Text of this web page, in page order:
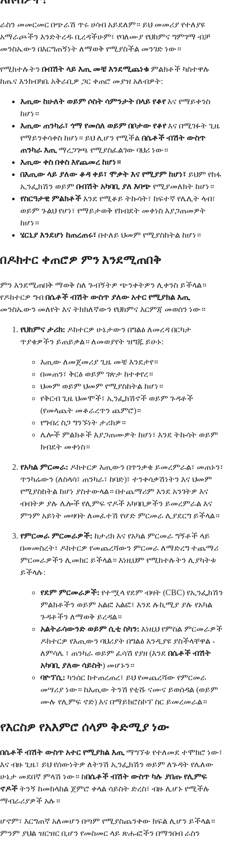
ራስን መመርመር በጭራሽ ጥሩ ሀሳብ አይደለም። ይህ መመሪያ የተለያዩ
አማራጮችን እንድትረዱ ቢረዳችሁም፣ የባለሙያ የህክምና ግምገማ ብቻ
መንስኤውን በእርግጠኝነት ለማወቅ የሚያስችል መንገድ ነው።
የሚከተሉትን በብሽት ላይ እጢ መቼ እንደሚጨነቁምልክቶች ካስተዋሉ
ከጤና እንክብካቤ አቅራቢዎ ጋር ቀጠሮ መያዝ አለብዎት:
እጢው ከሁለት ወይም ሶስት ሳምንታት በላይ የቆየእና የማይቀንስ
ከሆነ።
እጢው ጠንካራ፣ ጎማ የመሰለ ወይም በቦታው የቆየእና በሚገፉት ጊዜ
የማይንቀሳቀስ ከሆነ። ይህ ሊሆን የሚችል በሴቶች ብሽት ውስጥ
ጠንካራ እጢማረጋገጫ የሚያስፈልገው ባህሪ ነው።
እጢው ቀስ በቀስ እየጨመረ ከሆነ።
በእጢው ላይ ያለው ቆዳ ቀይ፣ ሞቃት እና የሚያም ከሆነ፣ ይህም የከፋ
ኢንፌክሽን ወይም በብሽት አካባቢ ያለ እባጭ የሚያመለክት ከሆነ።
የስርዓታዊ ምልክቶች እንደ የሚቆይ ትኩሳት፣ ከፍተኛ የሌሊት ላብ፣
ወይም ጉልህ የሆነ፣ የማይታወቅ የክብደት መቀነስ እያጋጠመዎት
ከሆነ።
ሄርኒያ እንደሆነ ከጠረጠሩ፣ በተለይ ህመም የሚያስከትል ከሆነ።
በዶክተር ቀጠሮዎ ምን እንደሚጠበቅ
ምን እንደሚጠበቅ ማወቅ ስለ ጉብኝትዎ ጭንቀትዎን ሊቀንስ ይችላል።
የዶክተርዎ ግብ በሴቶች ብሽት ውስጥ ያለው አተር የሚያክል እጢ
መንስኤውን መለየት እና ትክክለኛውን የህክምና እርምጃ መወሰን ነው።
የህክምና ታሪክ: ዶክተርዎ ሁኔታውን በግልፅ ለመረዳ በርካታ
ጥያቄዎችን ይጠይቃል። ለመወያየት ዝግጁ ይሁኑ:
እጢው ለመጀመሪያ ጊዜ መቼ እንደታየ።
በመጠን፣ ቅርፅ ወይም ገጽታ ከተቀየረ።
ህመም ወይም ህመም የሚያስከትል ከሆነ።
የቅርብ ጊዜ ህመሞች፣ ኢንፌክሽኖች ወይም ጉዳቶች
(የመላጨት መቆራረጥን ጨምሮ)።
የግብረ ስጋ ግንኙነት ታሪክዎ።
ሌሎች ምልክቶች እያጋጠሙዎት ከሆነ፣ እንደ ትኩሳት ወይም
ክብደት መቀነስ።
የአካል ምርመራ: ዶክተርዎ እጢውን በጥንቃቄ ይመረምራል፣ መጠኑን፣
ጥንካሬውን (ለስላሳ፣ ጠንካራ፣ ከባድ)፣ ተንቀሳቃሽነትን እና ህመም
የሚያስከትል ከሆነ ያስተውላል። በተጨማሪም እንደ አንገትዎ እና
ብብትዎ ያሉ ሌሎች የሊምፍ ኖዶች አካባቢዎችን ይመረምራል እና
ምንም አይነት መዛባት ለመፈተሽ የሆድ ምርመራ ሊያደርግ ይችላል።
የምርመራ ምርመራዎች: ከታሪክ እና የአካል ምርመራ ግኝቶች ላይ
በመመስረት፣ ዶክተርዎ የመጨረሻውን ምርመራ ለማድረግ ተጨማሪ
ምርመራዎችን ሊመክር ይችላል። እነዚህም የሚከተሉትን ሊያካትቱ
ይችላሉ:
የደም ምርመራዎች: የተሟላ የደም ብዛት (CBC) የኢንፌክሽን
ምልክቶችን ወይም አልፎ አልፎ፣ እንደ ሉኪሚያ ያሉ የአካል
ጉዳቶችን ለማወቅ ይረዳል።
አልትራሳውንድ ወይም ሲቲ ስካን: እነዚህ የምስል ምርመራዎች
ዶክተርዎ የእጢውን ባህሪያት በግልፅ እንዲያዩ ያስችላቸዋል -
ለምሳሌ ፣ ጠንካራ ወይም ፈሳሽ የያዘ (እንደ በሴቶች ብሽት
አካባቢ ያለው ሳይስት) መሆኑን።
ባዮፕሲ: ካንሰር ከተጠረጠረ፣ ይህ የመጨረሻው የምርመራ
መሣሪያ ነው። ከእጢው ትንሽ የቲሹ ናሙና ይወሰዳል (ወይም
ሙሉ የሊምፍ ኖድ) እና በማይክሮስኮፕ ስር ይመረመራል።
የእርስዎ የአእምሮ ሰላም ቅድሚያ ነው
በሴቶች ብሽት ውስጥ አተር የሚያክል እጢማግኘቱ የተለመደ ተሞክሮ ነው፣
እና ብዙ ጊዜ፣ ይህ የሰውነትዎ ለትንሽ ኢንፌክሽን ወይም ለጉዳት የሌለው
ሁኔታ መደበኛ ምላሽ ነው። ከበሴቶች ብሽት ውስጥ ካሉ ያበጡ የሊምፍ
ኖዶች ትንኝ ከመከላከል ጀምሮ ቀላል ሳይስት ድረስ፣ ብዙ ሊሆኑ የሚችሉ
ማብራሪያዎች አሉ።
ሆኖም፣ እርግጠኛ አለመሆን በጣም የሚያስጨንቀው ክፍል ሊሆን ይችላል።
ምንም ያህል ዝርዝር ቢሆን የመስመር ላይ ጽሑፎችን በማንበብ ራስን